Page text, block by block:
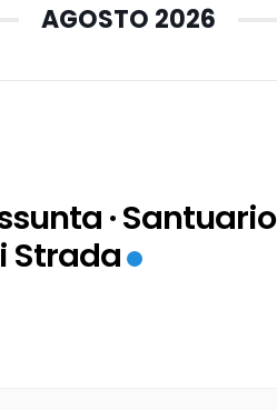
AGOSTO 2026
· Santuario
Strada